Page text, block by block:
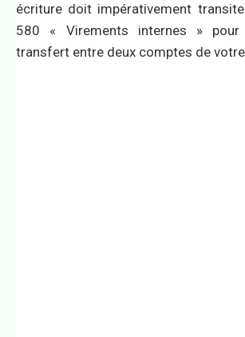
écriture doit impérativement
580 « Virements internes » pour
transfert entre deux comptes de